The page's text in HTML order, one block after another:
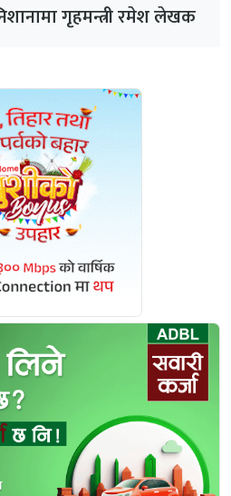
गृहमन्त्री रमेश लेखक